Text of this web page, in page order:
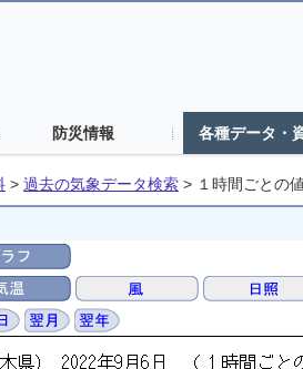
防災情報 各種データ・
> 過去の気象データ検索 > １時間ごとの